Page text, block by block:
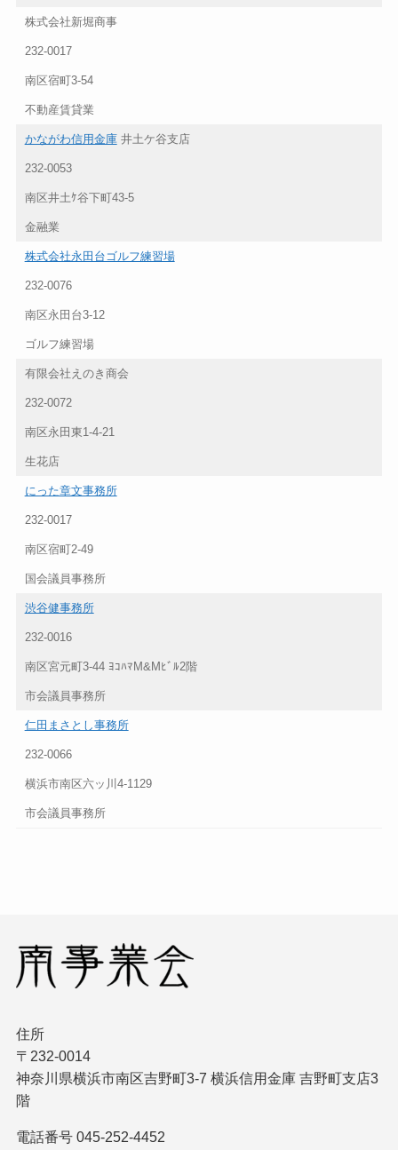
株式会社新堀商事
232-0017
南区宿町3-54
不動産賃貸業
かながわ信用金庫井土ケ谷支店
232-0053
南区井土ｹ谷下町43-5
金融業
株式会社永田台ゴルフ練習場
232-0076
南区永田台3-12
ゴルフ練習場
有限会社えのき商会
232-0072
南区永田東1-4-21
生花店
にった章文事務所
232-0017
南区宿町2-49
国会議員事務所
渋谷健事務所
232-0016
南区宮元町3-44 ﾖｺﾊﾏM&Mﾋﾞﾙ2階
市会議員事務所
仁田まさとし事務所
232-0066
横浜市南区六ッ川4-1129
市会議員事務所
住所
〒232-0014
神奈川県横浜市南区吉野町3-7 横浜信用金庫 吉野町支店3
階
電話番号 045-252-4452